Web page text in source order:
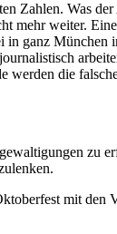
Zahlen. Was
mehr weiter.
ganz München
werden die
zu
mit